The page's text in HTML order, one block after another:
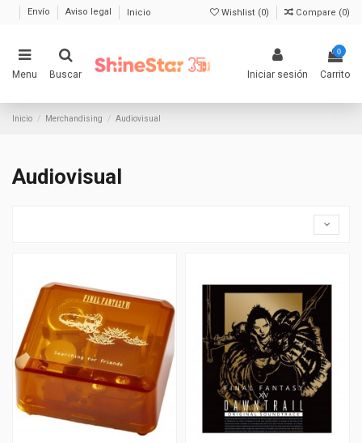
Envío Aviso legal Inicio Wishlist (0) Compare (0)
Menu Buscar Iniciar sesión
0
Carrito
Inicio Merchandising Audiovisual
Audiovisual